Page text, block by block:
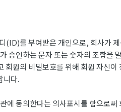
를 부여받은 개인으로, 회사가
승인하는 문자 또는 숫자의 조합을
원의 비밀보호를 위해 회원 자신이
니다.
동의한다는 의사표시를 함으로